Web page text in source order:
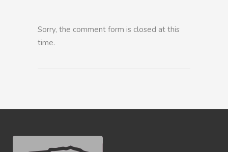
Sorry, the comment form is closed at this
time.